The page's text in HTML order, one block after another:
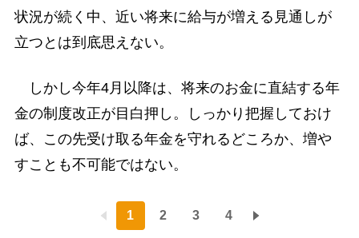
状況が続く中、近い将来に給与が増える見通しが
立つとは到底思えない。
しかし今年4月以降は、将来のお金に直結する年
金の制度改正が目白押し。しっかり把握しておけ
ば、この先受け取る年金を守れるどころか、増や
すことも不可能ではない。
1 2 3 4